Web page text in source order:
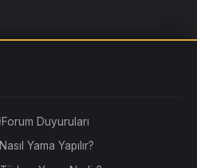
Forum Duyuruları
Nasıl Yama Yapılır?